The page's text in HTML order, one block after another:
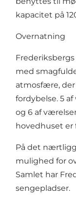
kapacitet på
Overnatning
med
atmosfære,
fordybelse. 5
og 6 af
hovedhuset er
På det
mulighed for
Samlet har
sengepladser.